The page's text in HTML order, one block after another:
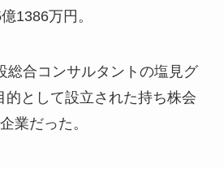
1386万円。
合コンサルタントの塩見グ
的として設立された持ち株会
業だった。